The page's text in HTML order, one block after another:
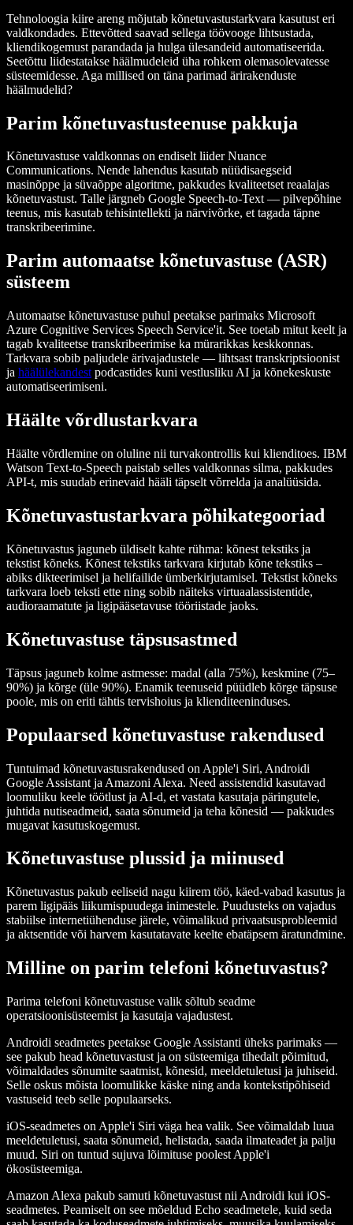
Tehnoloogia kiire areng mõjutab kõnetuvastustarkvara kasutust eri
valdkondades. Ettevõtted saavad sellega töövooge lihtsustada,
kliendikogemust parandada ja hulga ülesandeid automatiseerida.
Seetõttu liidestatakse häälmudeleid üha rohkem olemasolevatesse
süsteemidesse. Aga millised on täna parimad ärirakenduste
häälmudelid?
Parim kõnetuvastusteenuse pakkuja
Kõnetuvastuse valdkonnas on endiselt liider Nuance
Communications. Nende lahendus kasutab nüüdisaegseid
masinõppe ja süvaõppe algoritme, pakkudes kvaliteetset reaalajas
kõnetuvastust. Talle järgneb Google Speech-to-Text — pilvepõhine
teenus, mis kasutab tehisintellekti ja närvivõrke, et tagada täpne
transkribeerimine.
Parim automaatse kõnetuvastuse (ASR)
süsteem
Automaatse kõnetuvastuse puhul peetakse parimaks Microsoft
Azure Cognitive Services Speech Service'it. See toetab mitut keelt ja
tagab kvaliteetse transkribeerimise ka mürarikkas keskkonnas.
Tarkvara sobib paljudele ärivajadustele — lihtsast transkriptsioonist
ja häälülekandest podcastides kuni vestlusliku AI ja kõnekeskuste
automatiseerimiseni.
Häälte võrdlustarkvara
Häälte võrdlemine on oluline nii turvakontrollis kui klienditoes. IBM
Watson Text-to-Speech paistab selles valdkonnas silma, pakkudes
API-t, mis suudab erinevaid hääli täpselt võrrelda ja analüüsida.
Kõnetuvastus­tarkvara põhikategooriad
Kõnetuvastus jaguneb üldiselt kahte rühma: kõnest tekstiks ja
tekstist kõneks. Kõnest tekstiks tarkvara kirjutab kõne tekstiks –
abiks dikteerimisel ja helifailide ümberkirjutamisel. Tekstist kõneks
tarkvara loeb teksti ette ning sobib näiteks virtuaalassistentide,
audioraamatute ja ligipääsetavuse tööriistade jaoks.
Kõnetuvastuse täpsusastmed
Täpsus jaguneb kolme astmesse: madal (alla 75%), keskmine (75–
90%) ja kõrge (üle 90%). Enamik teenuseid püüdleb kõrge täpsuse
poole, mis on eriti tähtis tervishoius ja klienditeeninduses.
Populaarsed kõnetuvastuse rakendused
Tuntuimad kõnetuvastusrakendused on Apple'i Siri, Androidi
Google Assistant ja Amazoni Alexa. Need assistendid kasutavad
loomuliku keele töötlust ja AI-d, et vastata kasutaja päringutele,
juhtida nutiseadmeid, saata sõnumeid ja teha kõnesid — pakkudes
mugavat kasutuskogemust.
Kõnetuvastuse plussid ja miinused
Kõnetuvastus pakub eeliseid nagu kiirem töö, käed-vabad kasutus ja
parem ligipääs liikumispuudega inimestele. Puudusteks on vajadus
stabiilse internetiühenduse järele, võimalikud privaatsusprobleemid
ja aktsentide või harvem kasutatavate keelte ebatäpsem äratundmine.
Milline on parim telefoni kõnetuvastus?
Parima telefoni kõnetuvastuse valik sõltub seadme
operatsioonisüsteemist ja kasutaja vajadustest.
Androidi seadmetes peetakse Google Assistanti üheks parimaks —
see pakub head kõnetuvastust ja on süsteemiga tihedalt põimitud,
võimaldades sõnumite saatmist, kõnesid, meeldetuletusi ja juhiseid.
Selle oskus mõista loomulikke käske ning anda kontekstipõhiseid
vastuseid teeb selle populaarseks.
iOS-seadmetes on Apple'i Siri väga hea valik. See võimaldab luua
meeldetuletusi, saata sõnumeid, helistada, saada ilmateadet ja palju
muud. Siri on tuntud sujuva lõimituse poolest Apple'i
ökosüsteemiga.
Amazon Alexa pakub samuti kõnetuvastust nii Androidi kui iOS-
seadmetes. Peamiselt on see mõeldud Echo seadmetele, kuid seda